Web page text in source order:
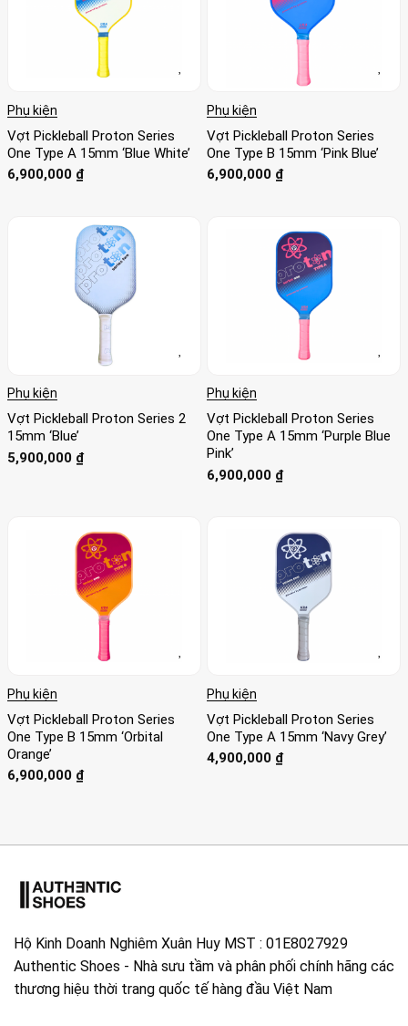
Phụ kiện
Vợt Pickleball Proton Series
One Type A 15mm ‘Blue White’
6,900,000 ₫
Phụ kiện
Vợt Pickleball Proton Series
One Type B 15mm ‘Pink Blue’
6,900,000 ₫
Phụ kiện
Vợt Pickleball Proton Series 2
15mm ‘Blue’
5,900,000 ₫
Phụ kiện
Vợt Pickleball Proton Series
One Type A 15mm ‘Purple Blue
Pink’
6,900,000 ₫
Phụ kiện
Vợt Pickleball Proton Series
One Type B 15mm ‘Orbital
Orange’
6,900,000 ₫
Phụ kiện
Vợt Pickleball Proton Series
One Type A 15mm ‘Navy Grey’
4,900,000 ₫
Hộ Kinh Doanh Nghiêm Xuân Huy MST : 01E8027929
Authentic Shoes - Nhà sưu tầm và phân phối chính hãng các
thương hiệu thời trang quốc tế hàng đầu Việt Nam